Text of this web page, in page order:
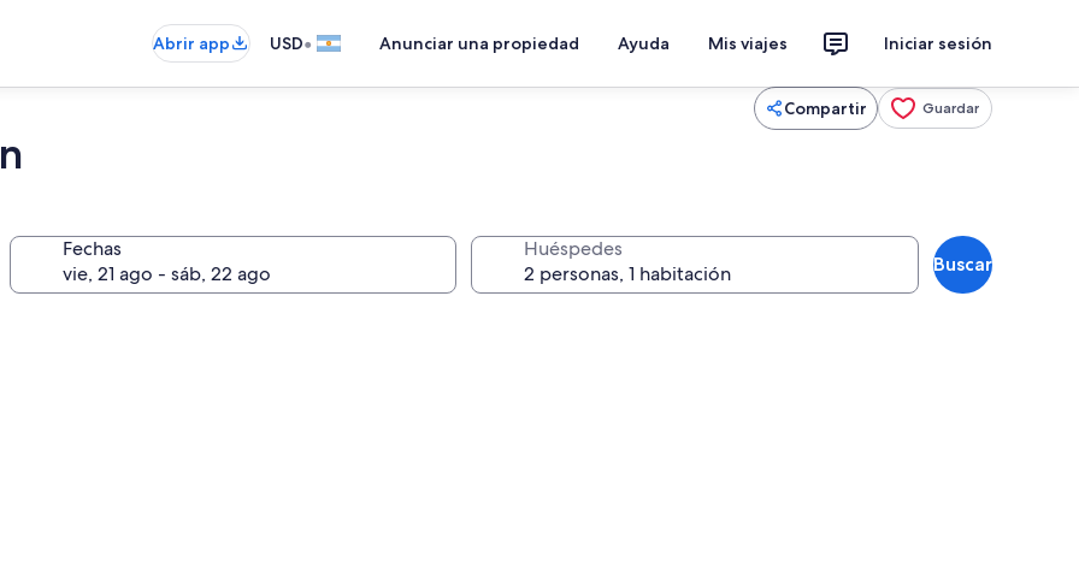
Abrir app USD• Anunciar una propiedad Ayuda Mis viajes Iniciar sesión
Compartir Guardar
Fechas Huéspedes
Buscar